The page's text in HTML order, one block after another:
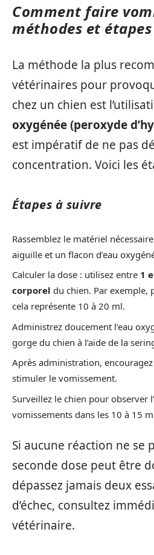
Comment faire
méthodes et étapes
La méthode la plus
vétérinaires pour
chez un chien est
oxygénée (peroxyde
est impératif de ne pas
concentration. Voici les
Étapes à suivre
Rassemblez le matériel
aiguille et un flacon d’eau
Calculer la dose : utilisez entre 1
corporel du chien. Par exemple,
cela représente 10 à 20 ml.
Administrez doucement l’eau
gorge du chien à l’aide de la
Après administration,
stimuler le vomissement.
Surveillez le chien pour observer
vomissements dans les 10 à 15
Si aucune réaction ne se
seconde dose peut être
dépassez jamais deux
d’échec, consultez
vétérinaire.